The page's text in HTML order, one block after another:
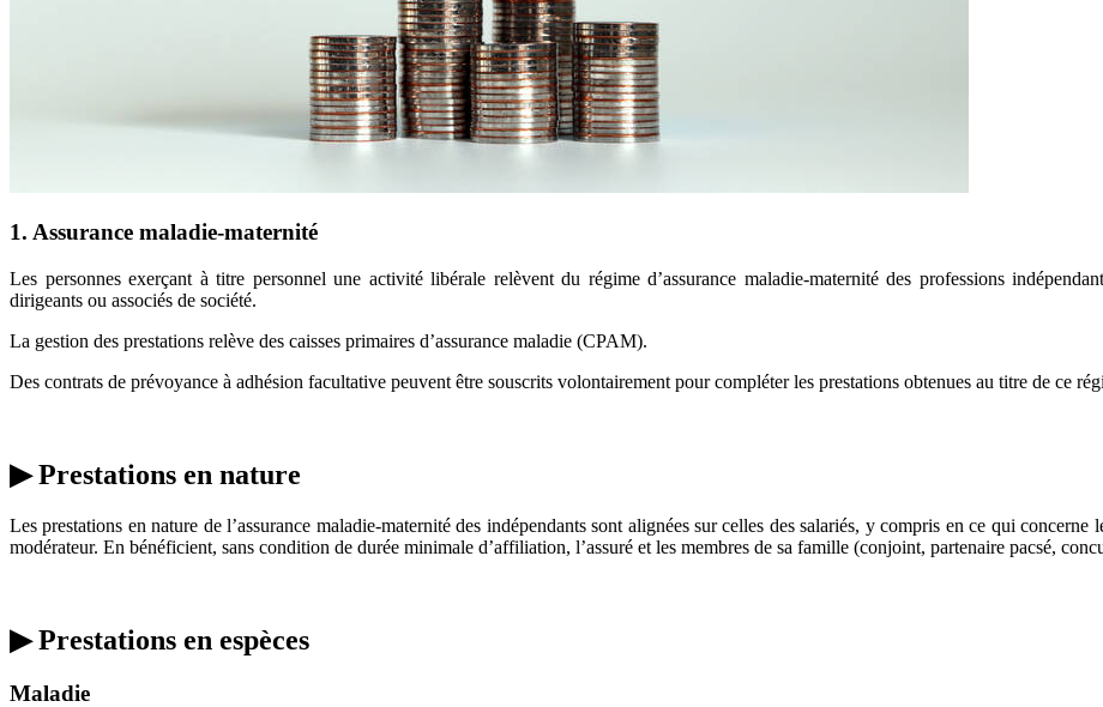
1. Assurance maladie-maternité
Les personnes exerçant à titre personnel une activité libérale relèvent du régime d’assurance maladie-maternité des professions
dirigeants ou associés de société.
La gestion des prestations relève des caisses primaires d’assurance maladie (CPAM).
Des contrats de prévoyance à adhésion facultative peuvent être souscrits volontairement pour compléter les prestations obtenues au titre de ce
▶ Prestations en nature
Les prestations en nature de l’assurance maladie-maternité des indépendants sont alignées sur celles des salariés, y compris en ce qui
modérateur. En bénéficient, sans condition de durée minimale d’affiliation, l’assuré et les membres de sa famille (conjoint, partenaire pacsé,
▶ Prestations en espèces
Maladie